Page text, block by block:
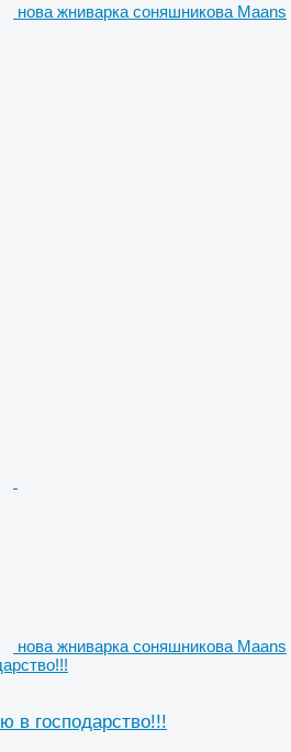
нова жниварка соняшникова Maans
нова жниварка соняшникова Maans
в господарство!!!